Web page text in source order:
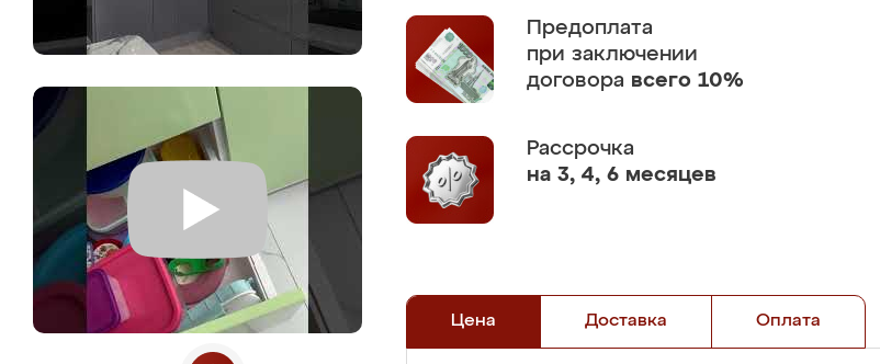
Предоплата
при заключении
договора всего 10%
Рассрочка
на 3, 4, 6 месяцев
Цена Доставка Оплата